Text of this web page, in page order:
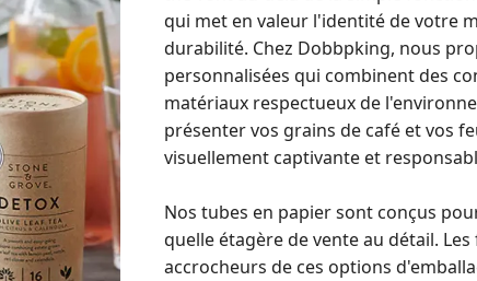
qui met en valeur l'identité de votre
durabilité. Chez Dobbpking, nous
personnalisées qui combinent des
matériaux respectueux de
présenter vos grains de café et vos
visuellement captivante et
Nos tubes en papier sont conçus
quelle étagère de vente au détail.
accrocheurs de ces options